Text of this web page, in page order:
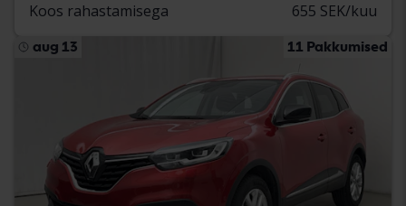
Koos rahastamisega 655 SEK/kuu
aug 13 11 Pakkumised